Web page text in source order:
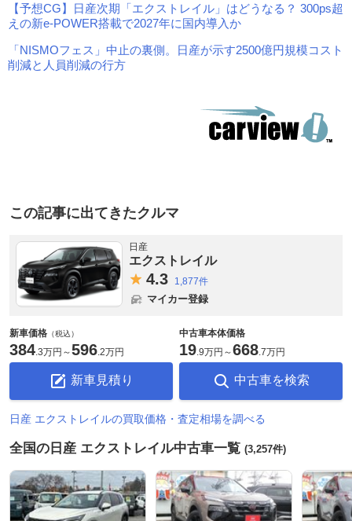
【予想CG】日産次期「エクストレイル」はどうなる？ 300ps超
えの新e-POWER搭載で2027年に国内導入か
「NISMOフェス」中止の裏側。日産が示す2500億円規模コスト
削減と人員削減の行方
この記事に出てきたクルマ
日産
エクストレイル
4.3 1,877件
マイカー登録
新車価格 （税込）
384 3万円 ～596 2万円
新車見積り
中古車本体価格
19 9万円 ～668 7万円
中古車を検索
日産 エクストレイルの買取価格・査定相場を調べる
全国の日産 エクストレイル中古車一覧 (3,257件)